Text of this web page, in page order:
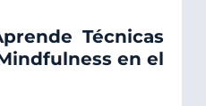
Técnicas
en el